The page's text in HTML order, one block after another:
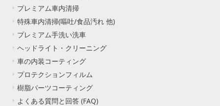
プレミアム車内清掃
特殊車内清掃(嘔吐/食品汚れ 他)
プレミアム手洗い洗車
ヘッドライト・クリーニング
車の内装コーティング
プロテクションフィルム
樹脂パーツコーティング
よくある質問と回答 (FAQ)